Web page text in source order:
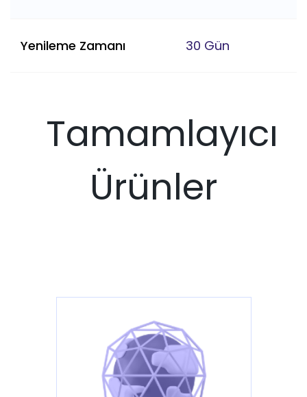
Yenileme Zamanı 30 Gün
Tamamlayıcı
Ürünler